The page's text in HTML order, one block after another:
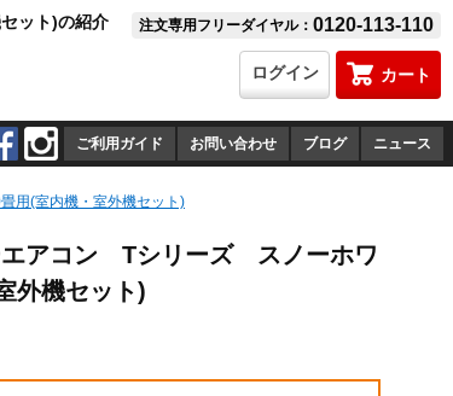
ット)の紹介 注文専用フリーダイヤル： 0120-113-110
カート
ログイン
ご利用ガイド お問い合わせ ブログ ニュース
(室内機・室外機セット)
アコン Tシリーズ スノーホワ
外機セット)